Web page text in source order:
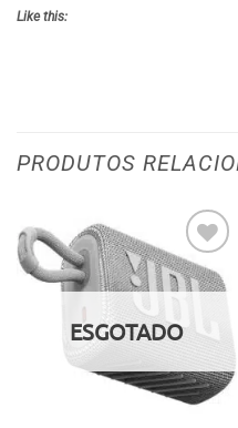
Like this:
PRODUTOS
Adicionar
aos meus
ESGOTADO